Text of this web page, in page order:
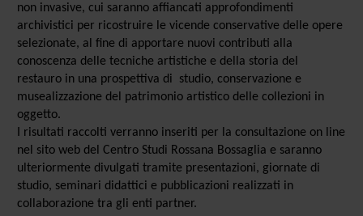
non invasive, cui saranno affiancati approfondimenti
archivistici per ricostruire le vicende conservative delle opere
selezionate, al fine di apportare nuovi contributi alla
conoscenza delle tecniche artistiche e della storia del
restauro in una prospettiva di studio, conservazione e
musealizzazione del patrimonio artistico delle collezioni in
oggetto.
I risultati raccolti verranno inseriti per la consultazione on line
nel sito web del Centro Studi Rossana Bossaglia e saranno
ulteriormente divulgati tramite presentazioni, giornate di
studio, seminari didattici e pubblicazioni realizzati in
collaborazione tra gli enti partner.